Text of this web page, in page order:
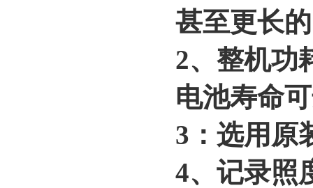
甚至更长
2、整机功
电池寿命
3：选用原
4、记录照